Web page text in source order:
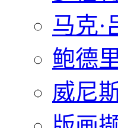
马克·
鲍德
威尼